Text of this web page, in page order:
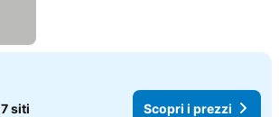
7 siti Scopri i prezzi